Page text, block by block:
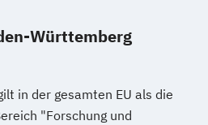
Württemberg
in der gesamten EU als die
"Forschung und